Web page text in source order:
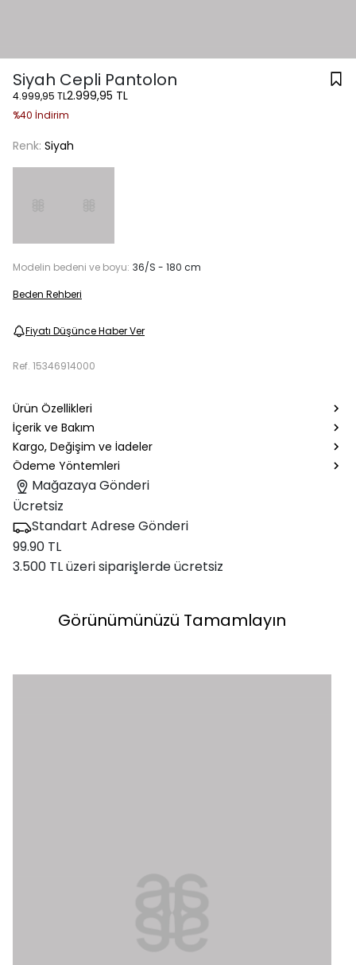
Siyah Cepli Pantolon
4.999,95 TL2.999,95 TL
%40 İndirim
Renk: Siyah
Modelin bedeni ve boyu: 36/S - 180 cm
Beden Rehberi
Fiyatı Düşünce Haber Ver
Ref. 15346914000
Ürün Özellikleri
İçerik ve Bakım
Kargo, Değişim ve İadeler
Ödeme Yöntemleri
Mağazaya Gönderi
Ücretsiz
Standart Adrese Gönderi
99.90 TL
3.500 TL üzeri siparişlerde ücretsiz
Görünümünüzü Tamamlayın